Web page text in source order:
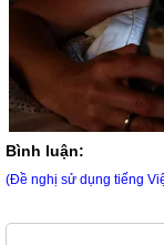
Bình luận:
(Đề nghị sử dụng tiếng